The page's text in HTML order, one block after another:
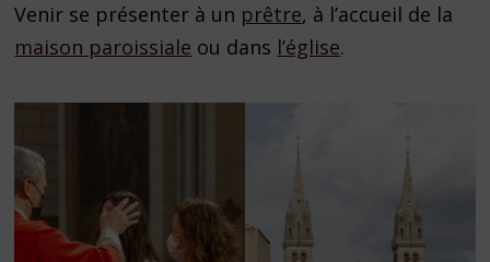
Venir se présenter à un prêtre, à l’accueil de la
maison paroissiale ou dans l’église.